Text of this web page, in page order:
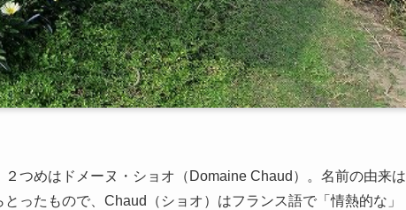
つめはドメーヌ・ショオ（Domaine Chaud）。名前の由来は
ったもので、Chaud（ショオ）はフランス語で「情熱的な」